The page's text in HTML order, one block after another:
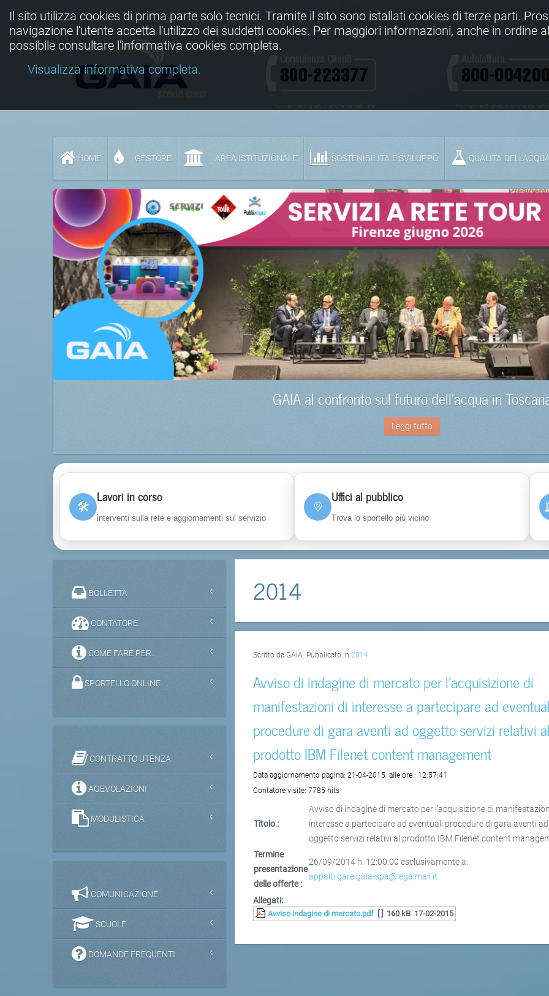
HOME GESTORE AREA ISTITUZIONALE SOSTENIBILITA' E SVILUPPO QUALITA’
GAIA al confronto sul futuro dell’acqua in
Leggi tutto
🛠
Lavori in corso
interventi sulla rete e aggiornamenti sul servizio
Uffici al pubblico
Trova lo sportello più vicino
2014
Scritto da GAIA. Pubblicato in2014
Avviso di indagine di mercato per l’acquisizione di
manifestazioni di interesse a partecipare ad
procedure di gara aventi ad oggetto servizi relativi
prodotto IBM Filenet content management
Data aggiornamento pagina:21-04-2015 alle ore : 12:57:41
Contatore visite:7785 hits
Titolo :
Avviso di indagine di mercato per l’acquisizione di
interesse a partecipare ad eventuali procedure di gara aventi ad
oggetto servizi relativi al prodotto IBM Filenet content
Termine
presentazione
delle offerte :
26/09/2014 h. 12:00:00 esclusivamente a:
appalti.gare.gaia-spa@legalmail.it
Allegati:
Avviso indagine di mercato.pdf [ ] 160 kB 17-02-2015
BOLLETTA
CONTATORE
COME FARE PER...
SPORTELLO ONLINE
CONTRATTO UTENZA
AGEVOLAZIONI
MODULISTICA
COMUNICAZIONE
SCUOLE
DOMANDE FREQUENTI
Il sito utilizza cookies di prima parte solo tecnici. Tramite il sito sono istallati cookies di terze parti.
navigazione l'utente accetta l'utilizzo dei suddetti cookies. Per maggiori informazioni, anche in ordine
possibile consultare l'informativa cookies completa.
Visualizza informativa completa.